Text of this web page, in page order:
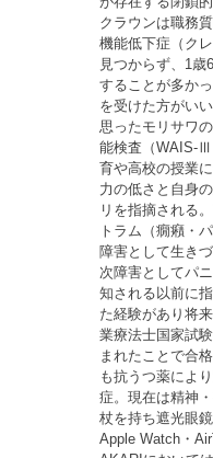
クラウンは職務
機能低下症（ク
見つからず、1歳
することが多か
を受けた方がい
思ったモリサワ
能検査（WAIS-Ⅲ
育や高校の授業
力の低さと自身
リを指摘される
トラム（癇癪・
障害として生き
次障害としてパ
知される以前に
た経験があり将
業療法士国家試
まれたことで合
も抗うつ薬によ
症。現在は精神
杖を持ち遮光眼
Apple Watch・